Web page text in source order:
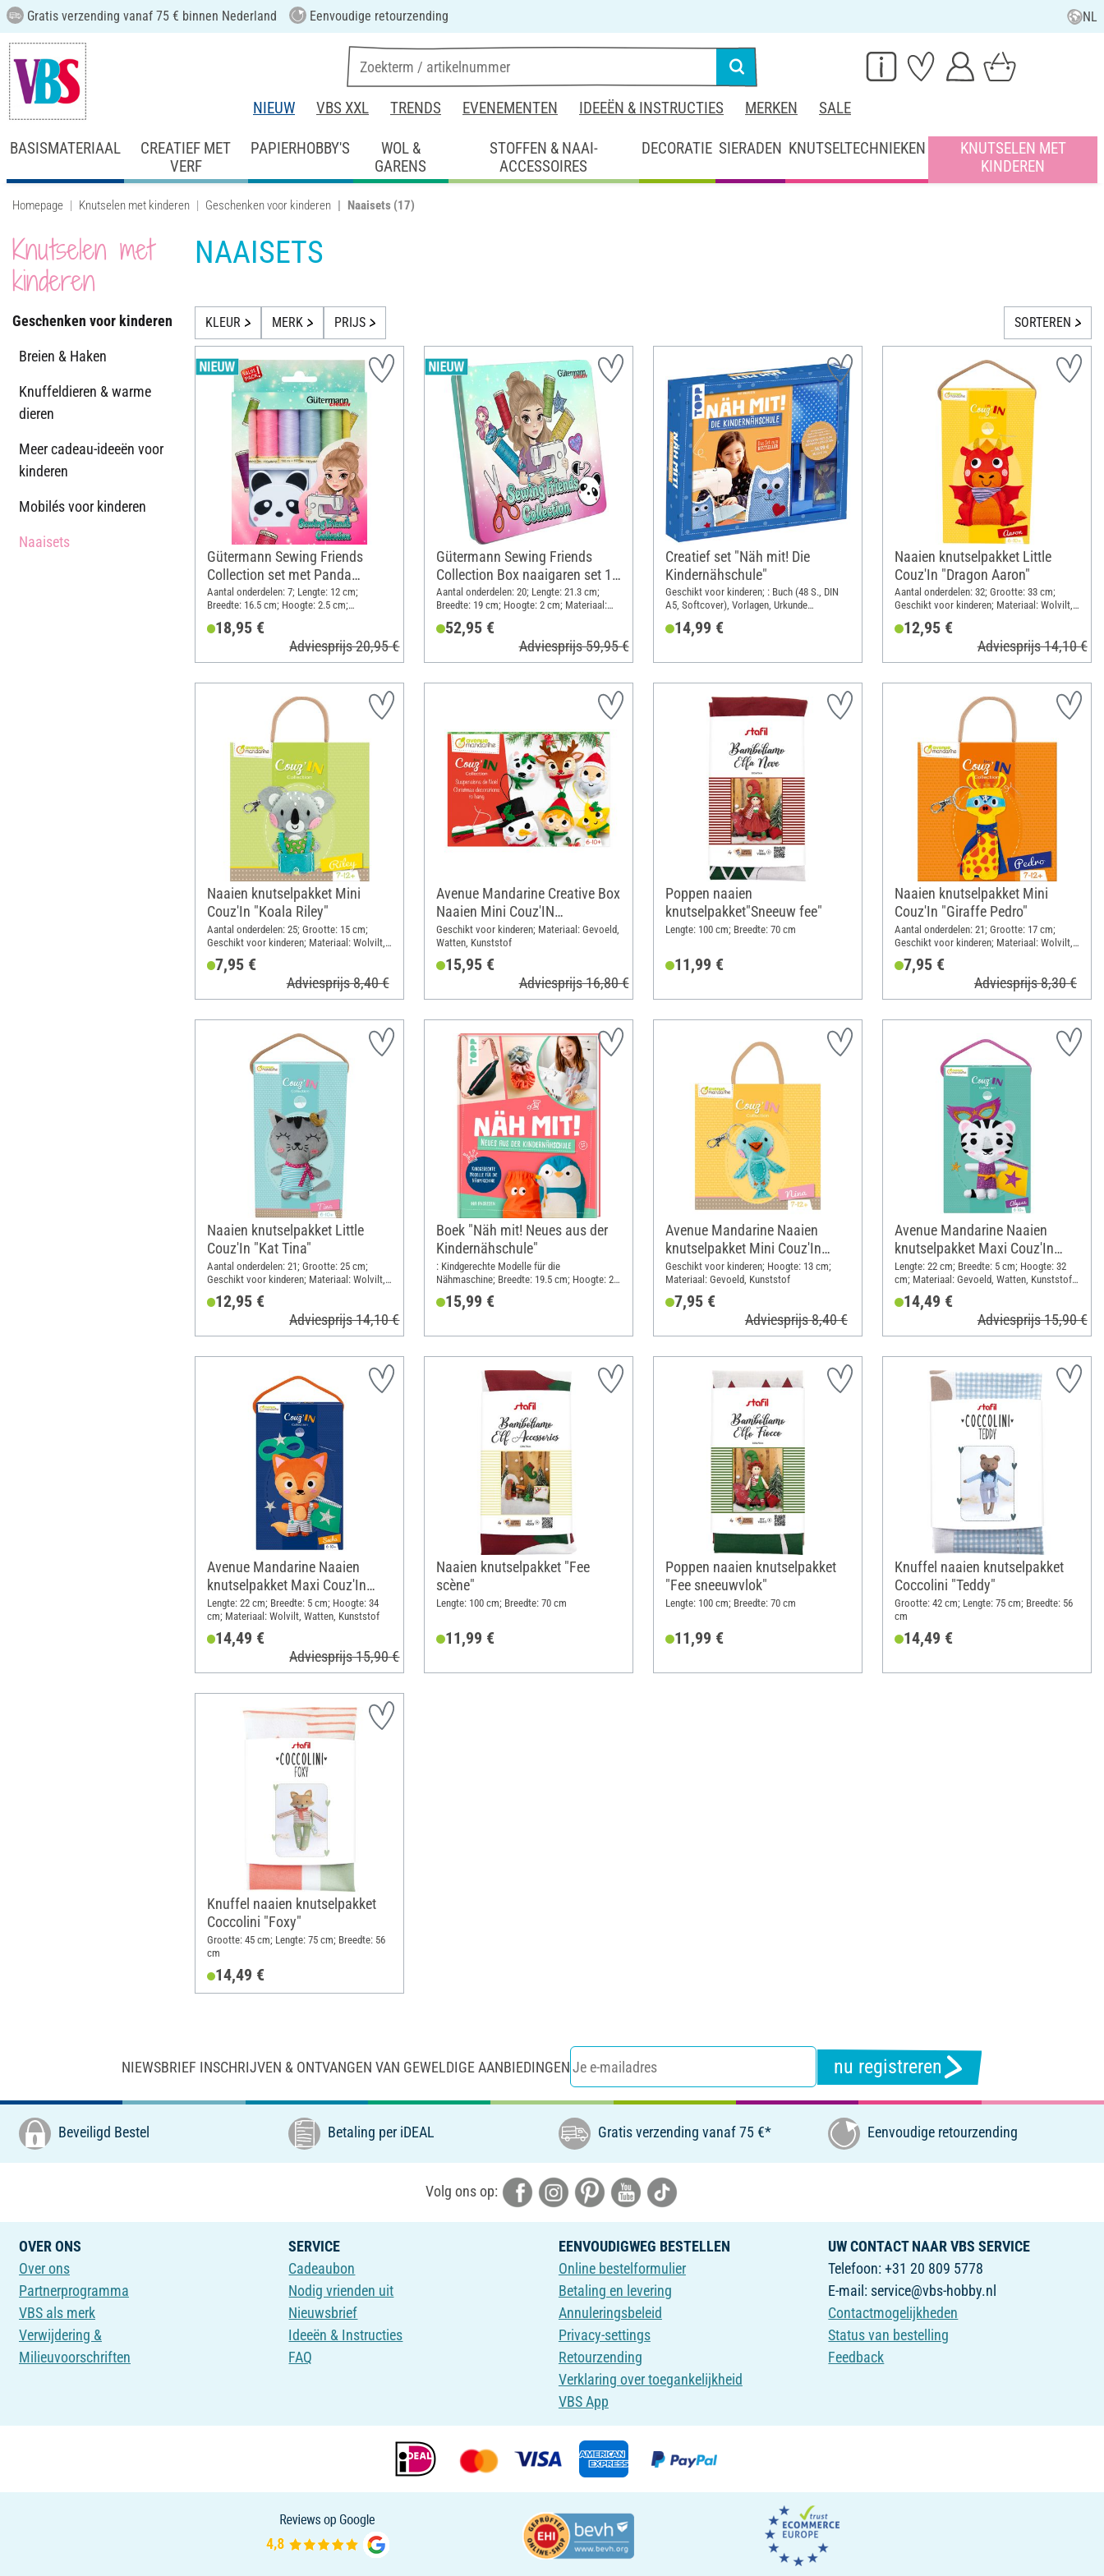
Gratis verzending vanaf 75 € binnen Nederland Eenvoudige retourzending NL
NIEUW VBS XXL TRENDS EVENEMENTEN IDEEËN & INSTRUCTIES MERKEN SALE
BASISMATERIAAL
CREATIEF MET
VERF
PAPIERHOBBY'S
WOL &
GARENS
STOFFEN & NAAI-
ACCESSOIRES
DECORATIE SIERADEN KNUTSELTECHNIEKEN
KNUTSELEN MET
KINDEREN
Homepage Knutselen met kinderen Geschenken voor kinderen Naaisets (17)
Knutselen met
kinderen
Geschenken voor kinderen
Breien & Haken
Knuffeldieren & warme
dieren
Meer cadeau-ideeën voor
kinderen
Mobilés voor kinderen
Naaisets
NAAISETS
KLEUR MERK PRIJS SORTEREN
Gütermann Sewing Friends
Collection set met Panda
rolmaat
Aantal onderdelen: 7; Lengte: 12 cm;
Breedte: 16.5 cm; Hoogte: 2.5 cm;
18,95 €
Adviesprijs 20,95 €
Gütermann Sewing Friends
Collection Box naaigaren set 15
x 100 m, incl. accessoires
Aantal onderdelen: 20; Lengte: 21.3 cm;
Breedte: 19 cm; Hoogte: 2 cm; Materiaal:
52,95 €
Adviesprijs 59,95 €
Creatief set "Näh mit! Die
Kindernähschule"
Geschikt voor kinderen; : Buch (48 S., DIN
A5, Softcover), Vorlagen, Urkunde
Modell, Filz, Stecknadeln, Textilstift; DIN-
14,99 €
Naaien knutselpakket Little
Couz'In "Dragon Aaron"
Aantal onderdelen: 32; Grootte: 33 cm;
Geschikt voor kinderen; Materiaal: Wolvilt,
12,95 €
Adviesprijs 14,10 €
Naaien knutselpakket Mini
Couz'In "Koala Riley"
Aantal onderdelen: 25; Grootte: 15 cm;
Geschikt voor kinderen; Materiaal: Wolvilt,
7,95 €
Adviesprijs 8,40 €
Avenue Mandarine Creative Box
Naaien Mini Couz'IN
"Kersthangers"
Geschikt voor kinderen; Materiaal: Gevoeld,
Watten, Kunststof
15,95 €
Adviesprijs 16,80 €
Poppen naaien
knutselpakket"Sneeuw fee"
Lengte: 100 cm; Breedte: 70 cm
11,99 €
Naaien knutselpakket Mini
Couz'In "Giraffe Pedro"
Aantal onderdelen: 21; Grootte: 17 cm;
Geschikt voor kinderen; Materiaal: Wolvilt,
7,95 €
Adviesprijs 8,30 €
Naaien knutselpakket Little
Couz'In "Kat Tina"
Aantal onderdelen: 21; Grootte: 25 cm;
Geschikt voor kinderen; Materiaal: Wolvilt,
12,95 €
Adviesprijs 14,10 €
Boek "Näh mit! Neues aus der
Kindernähschule"
: Kindgerechte Modelle für die
Nähmaschine; Breedte: 19.5 cm; Hoogte: 25
15,99 €
Avenue Mandarine Naaien
knutselpakket Mini Couz'In
"Vogel Nina"
Geschikt voor kinderen; Hoogte: 13 cm;
Materiaal: Gevoeld, Kunststof
7,95 €
Adviesprijs 8,40 €
Avenue Mandarine Naaien
knutselpakket Maxi Couz'In
"Tiger Alyssa"
Lengte: 22 cm; Breedte: 5 cm; Hoogte: 32
cm; Materiaal: Gevoeld, Watten, Kunststof,
14,49 €
Adviesprijs 15,90 €
Avenue Mandarine Naaien
knutselpakket Maxi Couz'In
"Fox Sacha"
Lengte: 22 cm; Breedte: 5 cm; Hoogte: 34
cm; Materiaal: Wolvilt, Watten, Kunststof
14,49 €
Adviesprijs 15,90 €
Naaien knutselpakket "Fee
scène"
Lengte: 100 cm; Breedte: 70 cm
11,99 €
Poppen naaien knutselpakket
"Fee sneeuwvlok"
Lengte: 100 cm; Breedte: 70 cm
11,99 €
Knuffel naaien knutselpakket
Coccolini "Teddy"
Grootte: 42 cm; Lengte: 75 cm; Breedte: 56
cm
14,49 €
Knuffel naaien knutselpakket
Coccolini "Foxy"
Grootte: 45 cm; Lengte: 75 cm; Breedte: 56
cm
14,49 €
NIEWSBRIEF INSCHRIJVEN & ONTVANGEN VAN GEWELDIGE AANBIEDINGEN nu registreren
Beveiligd Bestel Betaling per iDEAL Gratis verzending vanaf 75 €* Eenvoudige retourzending
Volg ons op:
OVER ONS
Over ons
Partnerprogramma
VBS als merk
Verwijdering &
Milieuvoorschriften
SERVICE
Cadeaubon
Nodig vrienden uit
Nieuwsbrief
Ideeën & Instructies
FAQ
EENVOUDIGWEG BESTELLEN
Online bestelformulier
Betaling en levering
Annuleringsbeleid
Privacy-settings
Retourzending
Verklaring over toegankelijkheid
VBS App
UW CONTACT NAAR VBS SERVICE
Telefoon: +31 20 809 5778
E-mail: service@vbs-hobby.nl
Contactmogelijkheden
Status van bestelling
Feedback